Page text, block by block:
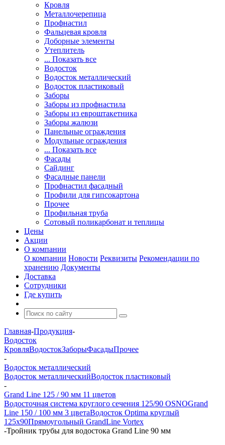
Кровля
Металлочерепица
Профнастил
Фальцевая кровля
Доборные элементы
Утеплитель
... Показать все
Водосток
Водосток металлический
Водосток пластиковый
Заборы
Заборы из профнастила
Заборы из евроштакетника
Заборы жалюзи
Панельные ограждения
Модульные ограждения
... Показать все
Фасады
Сайдинг
Фасадные панели
Профнастил фасадный
Профили для гипсокартона
Прочее
Профильная труба
Сотовый поликарбонат и теплицы
Цены
Акции
О компании
О компании Новости Реквизиты Рекомендации по
хранению Документы
Доставка
Сотрудники
Где купить
Главная-Продукция-
Водосток
КровляВодостокЗаборыФасадыПрочее
-
Водосток металлический
Водосток металлическийВодосток пластиковый
-
Grand Line 125 / 90 мм 11 цветов
Водосточная система круглого сечения 125/90 OSNOGrand
Line 150 / 100 мм 3 цветаВодосток Optima круглый
125x90Прямоугольный GrandLine Vortex
-Тройник трубы для водостока Grand Line 90 мм